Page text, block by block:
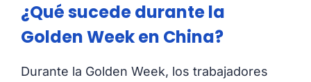
¿Qué sucede durante la
Golden Week en China?
Durante la Golden Week, los trabajadores